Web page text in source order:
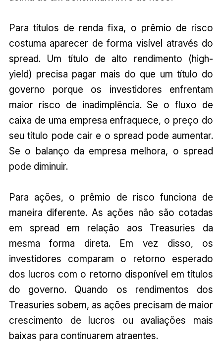
Para títulos de renda fixa, o prêmio de risco
costuma aparecer de forma visível através do
spread. Um título de alto rendimento (high-
yield) precisa pagar mais do que um título do
governo porque os investidores enfrentam
maior risco de inadimplência. Se o fluxo de
caixa de uma empresa enfraquece, o preço do
seu título pode cair e o spread pode aumentar.
Se o balanço da empresa melhora, o spread
pode diminuir.
Para ações, o prêmio de risco funciona de
maneira diferente. As ações não são cotadas
em spread em relação aos Treasuries da
mesma forma direta. Em vez disso, os
investidores comparam o retorno esperado
dos lucros com o retorno disponível em títulos
do governo. Quando os rendimentos dos
Treasuries sobem, as ações precisam de maior
crescimento de lucros ou avaliações mais
baixas para continuarem atraentes.